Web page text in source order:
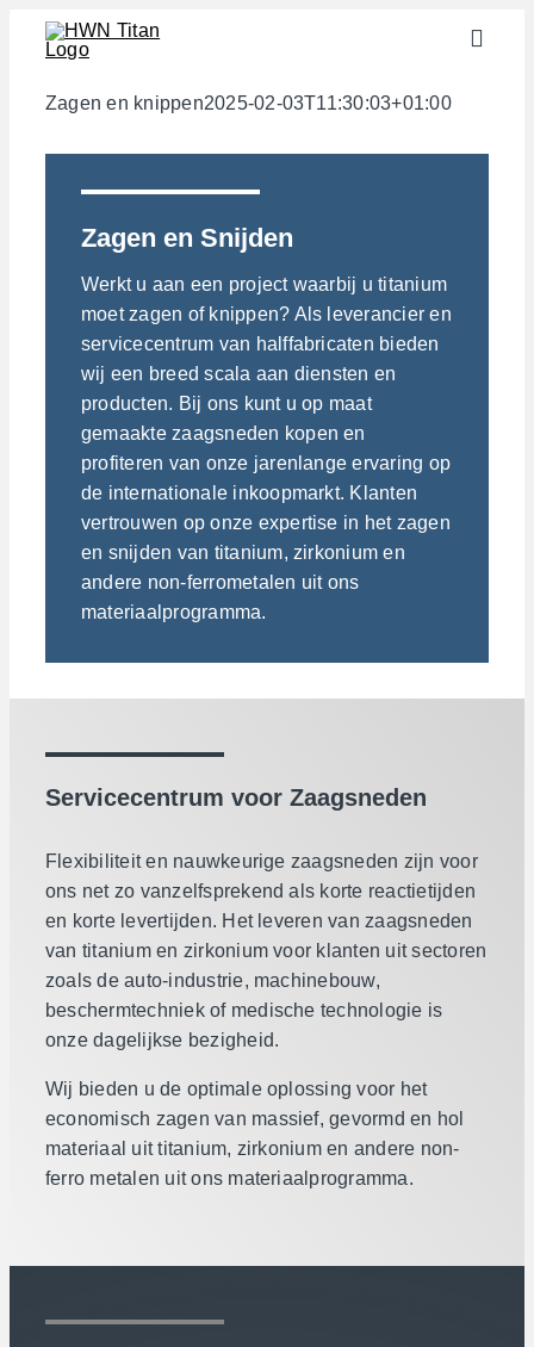
Skip
Toggle
Sectoren
Halffabricaten
Materialen
Services
Downloads
Over ons
Contact
Gewichtscalculator
Zagen en knippen2025-02-03T11:30:03+01:00
Zagen en Snijden
Werkt u aan een project waarbij u titanium
moet zagen of knippen? Als leverancier en
servicecentrum van halffabricaten bieden
wij een breed scala aan diensten en
producten. Bij ons kunt u op maat
gemaakte zaagsneden kopen en
profiteren van onze jarenlange ervaring op
de internationale inkoopmarkt. Klanten
vertrouwen op onze expertise in het zagen
en snijden van titanium, zirkonium en
andere non-ferrometalen uit ons
materiaalprogramma.
Servicecentrum voor Zaagsneden
Flexibiliteit en nauwkeurige zaagsneden zijn voor
ons net zo vanzelfsprekend als korte reactietijden
en korte levertijden. Het leveren van zaagsneden
van titanium en zirkonium voor klanten uit sectoren
zoals de auto-industrie, machinebouw,
beschermtechniek of medische technologie is
onze dagelijkse bezigheid.
Wij bieden u de optimale oplossing voor het
economisch zagen van massief, gevormd en hol
materiaal uit titanium, zirkonium en andere non-
ferro metalen uit ons materiaalprogramma.